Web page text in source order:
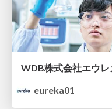
WDB株式会社エウ
eureka01